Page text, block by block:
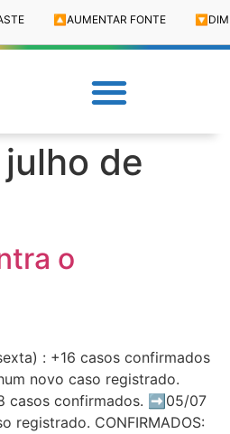
🔼 AUMENTAR FONTE 🔽
de
o
: +16 casos confirmados
novo caso registrado.
casos confirmados. ➡️05/07
registrado. CONFIRMADOS: